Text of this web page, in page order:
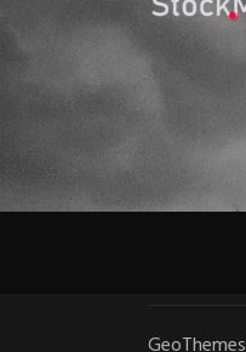
GeoThemes